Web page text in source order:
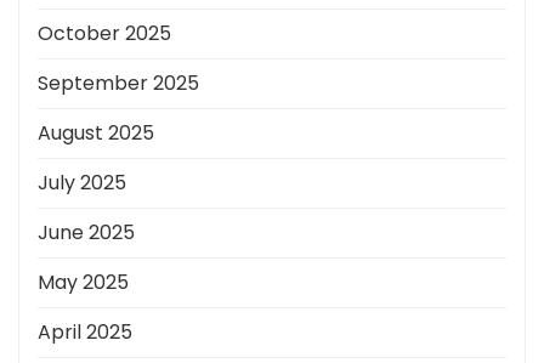
October 2025
September 2025
August 2025
July 2025
June 2025
May 2025
April 2025